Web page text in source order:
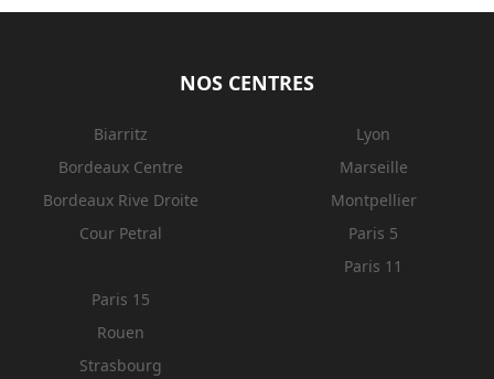
NOS CENTRES
Biarritz
Bordeaux Centre
Bordeaux Rive Droite
Cour Petral
Lyon
Marseille
Montpellier
Paris 5
Paris 11
Paris 15
Rouen
Strasbourg